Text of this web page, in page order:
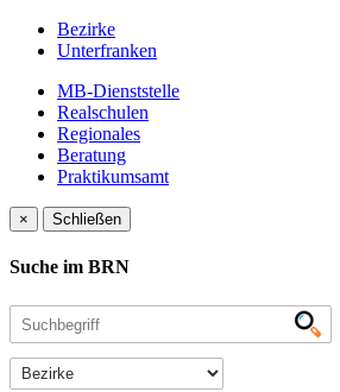
Bezirke
Unterfranken
MB-Dienststelle
Realschulen
Regionales
Beratung
Praktikumsamt
× Schließen
Suche im BRN